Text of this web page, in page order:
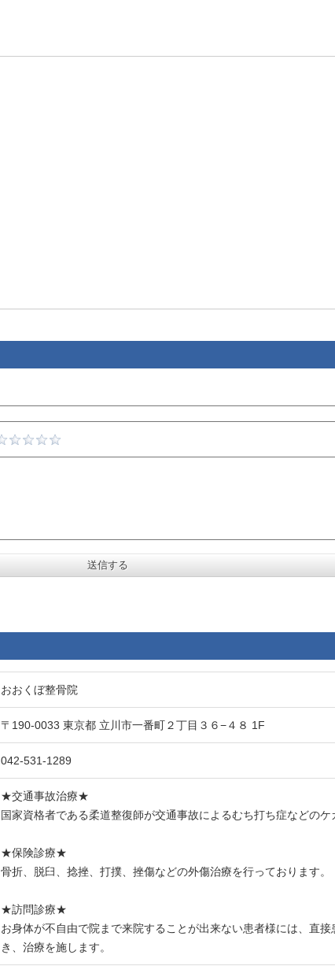
おおくぼ整骨院
〒190-0033 東京都 立川市一番町２丁目３６−４８ 1F
042-531-1289
★交通事故治療★
国家資格者である柔道整復師が交通事故によるむち打ち症などのケ
★保険診療★
骨折、脱臼、捻挫、打撲、挫傷などの外傷治療を行っております。
★訪問診療★
お身体が不自由で院まで来院することが出来ない患者様には、直
き、治療を施します。